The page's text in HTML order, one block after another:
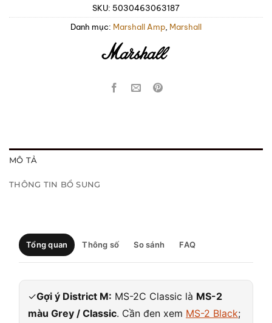
SKU: 5030463063187
Danh mục: Marshall Amp Marshall
MÔ TẢ
THÔNG TIN BỔ SUNG
Tổng quan Thông số So sánh FAQ
✓Gợi ý District M: MS-2C Classic là MS-2
màu Grey / Classic. Cần đen xem MS-2 Black;